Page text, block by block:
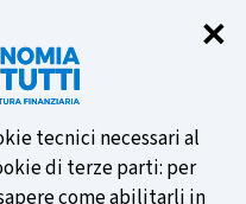
✕
tecnici necessari al
di terze parti: per
come abilitarli in
della BCE
e vota la tua